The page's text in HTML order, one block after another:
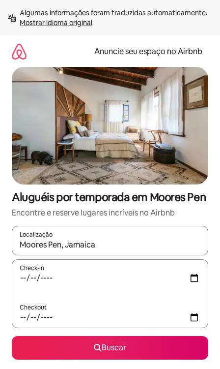
para
Mostrar idioma original
Anuncie seu espaço no Airbnb
Aluguéis por temporada em Moores Pen
Encontre e reserve lugares incríveis no Airbnb
Localização
Quando os resultados estiverem disponíveis, explore-os
Check-in
Checkout
Buscar